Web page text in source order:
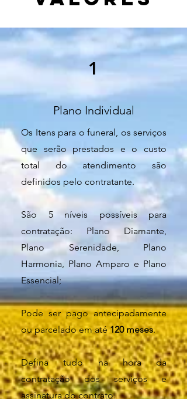
1
Plano Individual
Os Itens para o funeral, os serviços
que serão prestados e o custo
total do atendimento são
definidos pelo contratante.
São 5 níveis possíveis para
contratação: Plano Diamante,
Plano Serenidade, Plano
Harmonia, Plano Amparo e Plano
Essencial;
Pode ser pago antecipadamente
ou parcelado em até120 meses.
Defina tudo na hora da
contratação dos serviços e
assinatura do contrato.